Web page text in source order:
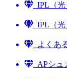
IPL（
IPL（
よくあ
APシュ